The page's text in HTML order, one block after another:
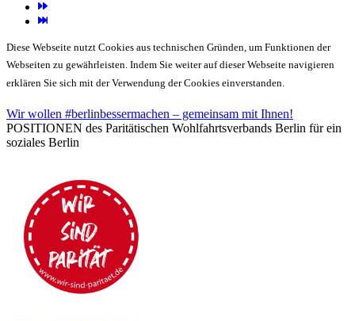
Diese Webseite nutzt Cookies aus technischen Gründen, um Funktionen der
Webseiten zu gewährleisten. Indem Sie weiter auf dieser Webseite navigieren
erklären Sie sich mit der Verwendung der Cookies einverstanden.
Wir wollen #berlinbessermachen – gemeinsam mit Ihnen!
POSITIONEN des Paritätischen Wohlfahrtsverbands Berlin für ein
soziales Berlin